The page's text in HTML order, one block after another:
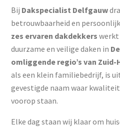
Bij Dakspecialist Delfgauw
betrouwbaarheid en
zes ervaren dakdekkers werkt
duurzame en veilige daken in
omliggende regio’s van
als een klein familiebedrijf, is
gevestigde naam waar
voorop staan.
Elke dag staan wij klaar om